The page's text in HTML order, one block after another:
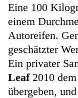
Eine 100
einem
Autoreifen.
geschätzter
Ein privater
Leaf2010 dem
übergeben,